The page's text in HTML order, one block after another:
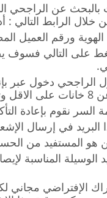
بالبحث عن الراجحي
الرابط التالي :
ورقم العميل
على التالي فسوف
الراجحي دخول
السر نقوم بإعادة
في إرسال
هو المستفيد من
الوسيلة المناسبة
الإفتراضي